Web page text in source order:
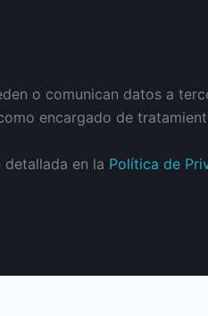
o comunican datos a
encargado de
en la Política de